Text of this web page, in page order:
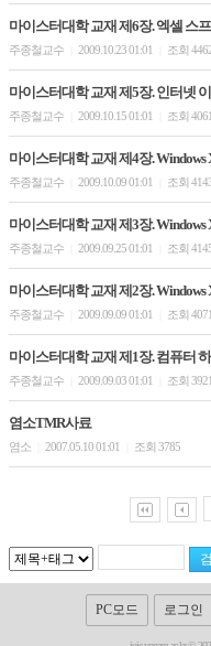
마이스터대학 교재 제6장. 엑셀 스
주종철교수 2009.10.23 01:01 조회
마이스터대학 교재 제5장. 인터넷
주종철교수 2009.10.15 01:01 조회 4061
마이스터대학 교재 제4장. Windows
주종철교수 2009.10.09 01:01 조회
마이스터대학 교재 제3장. Windows
주종철교수 2009.09.25 01:01 조회
마이스터대학 교재 제2장. Windows
주종철교수 2009.09.09 01:01 조회 4071
마이스터대학 교재 제1장. 컴퓨터
주종철교수 2009.09.03 01:01 조회 3921
염소TMR사료
염소 2007.05.10 01:01 조회 3785
PC모드 로그인